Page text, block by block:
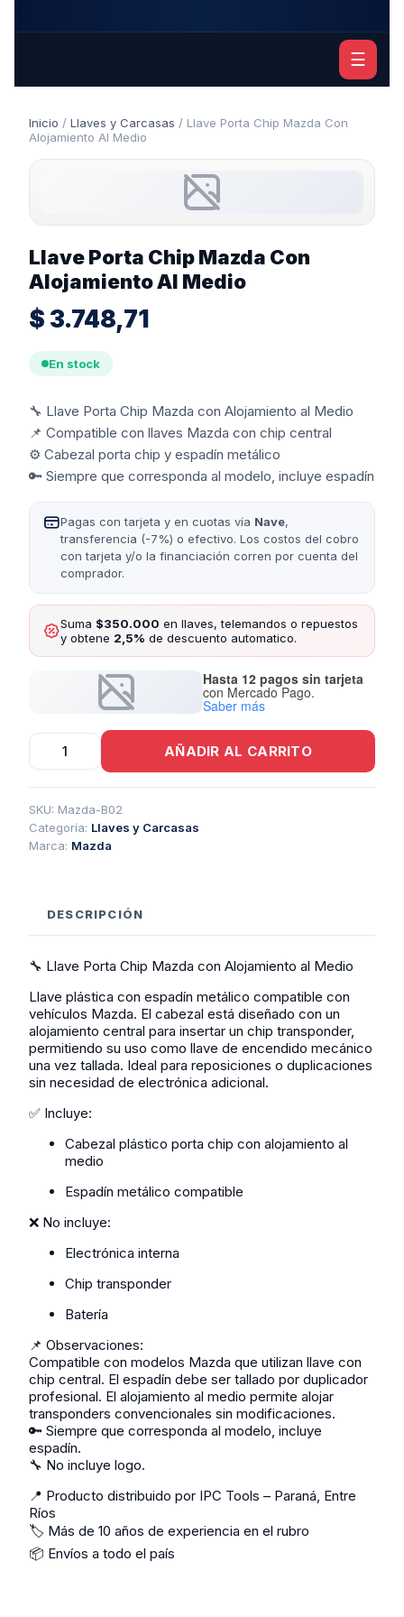
☰
Inicio / Llaves y Carcasas / Llave Porta Chip Mazda Con
Alojamiento Al Medio
Llave Porta Chip Mazda Con
Alojamiento Al Medio
$ 3.748,71
En stock
🔧 Llave Porta Chip Mazda con Alojamiento al Medio
📌 Compatible con llaves Mazda con chip central
⚙️ Cabezal porta chip y espadín metálico
🔑 Siempre que corresponda al modelo, incluye espadín
Pagas con tarjeta y en cuotas vía Nave,
transferencia (-7%) o efectivo. Los costos del cobro
con tarjeta y/o la financiación corren por cuenta del
comprador.
Suma $350.000 en llaves, telemandos o repuestos
y obtene 2,5% de descuento automatico.
Hasta 12 pagos sin tarjeta
con Mercado Pago.
Saber más
Llave
Chip
Mazda
Con
Alojamiento
Al
AÑADIR AL CARRITO
SKU: Mazda-B02
Categoría: Llaves y Carcasas
Marca: Mazda
DESCRIPCIÓN
🔧 Llave Porta Chip Mazda con Alojamiento al Medio
Llave plástica con espadín metálico compatible con
vehículos Mazda. El cabezal está diseñado con un
alojamiento central para insertar un chip transponder,
permitiendo su uso como llave de encendido mecánico
una vez tallada. Ideal para reposiciones o duplicaciones
sin necesidad de electrónica adicional.
✅ Incluye:
Cabezal plástico porta chip con alojamiento al
medio
Espadín metálico compatible
❌ No incluye:
Electrónica interna
Chip transponder
Batería
📌 Observaciones:
Compatible con modelos Mazda que utilizan llave con
chip central. El espadín debe ser tallado por duplicador
profesional. El alojamiento al medio permite alojar
transponders convencionales sin modificaciones.
🔑 Siempre que corresponda al modelo, incluye
espadín.
🔧 No incluye logo.
📍 Producto distribuido por IPC Tools – Paraná, Entre
Ríos
🏷️ Más de 10 años de experiencia en el rubro
📦 Envíos a todo el país